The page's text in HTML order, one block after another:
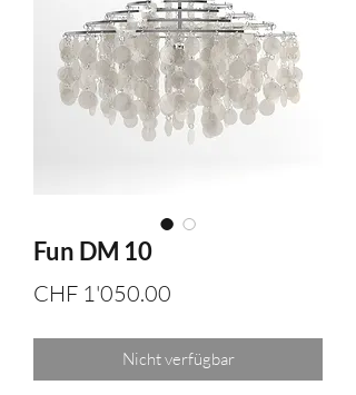
Fun DM 10
CHF 1'050.00
Nicht verfügbar